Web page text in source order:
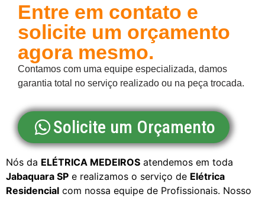
Entre em contato e
solicite um orçamento
agora mesmo.
Contamos com uma equipe especializada, damos
garantia total no serviço realizado ou na peça trocada.
Solicite um Orçamento
Nós da ELÉTRICA MEDEIROS atendemos em toda
Jabaquara SP e realizamos o serviço de Elétrica
Residencial com nossa equipe de Profissionais. Nosso